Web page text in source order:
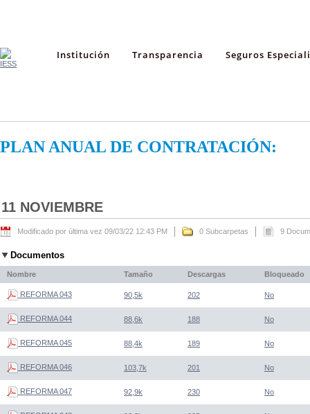
Institución Transparencia Seguros
PLAN ANUAL DE CONTRATACIÓN:
11 NOVIEMBRE
Modificado por última vez 09/03/22 12:43 PM 0 Subcarpetas 9
Documentos
Nombre Tamaño Descargas Bloqueado
REFORMA 043 90,5k 202 No
REFORMA 044 88,6k 188 No
REFORMA 045 88,4k 189 No
REFORMA 046 103,7k 201 No
REFORMA 047 92,9k 230 No